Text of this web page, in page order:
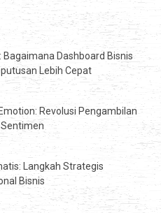
Bagaimana Dashboard Bisnis
Lebih Cepat
Revolusi Pengambilan
Langkah Strategis
Bisnis